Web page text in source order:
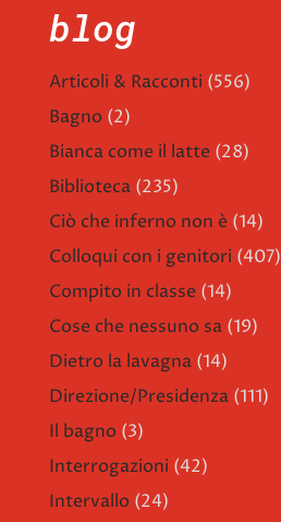
blog
Articoli & Racconti (556)
Bagno (2)
Bianca come il latte (28)
Biblioteca (235)
Ciò che inferno non è (14)
Colloqui con i genitori (407)
Compito in classe (14)
Cose che nessuno sa (19)
Dietro la lavagna (14)
Direzione/Presidenza (111)
Il bagno (3)
Interrogazioni (42)
Intervallo (24)